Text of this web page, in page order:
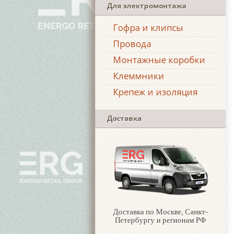
Для электромонтажа
Гофра и клипсы
Провода
Монтажные коробки
Клеммники
Крепеж и изоляция
Доставка
Доставка по Москве, Санкт-
Петербургу и регионам РФ